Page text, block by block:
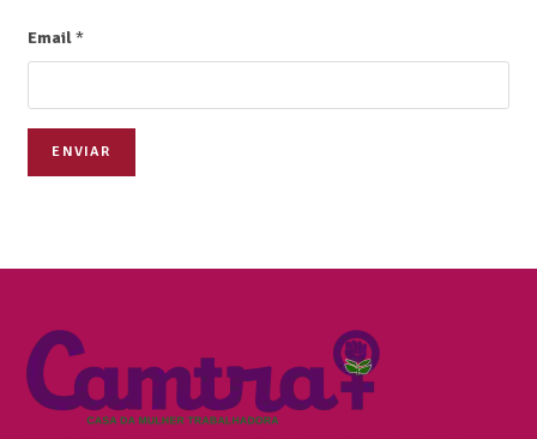
Email*
ENVIAR